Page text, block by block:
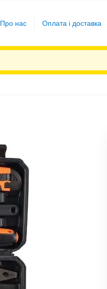
Про нас Оплата і доставка